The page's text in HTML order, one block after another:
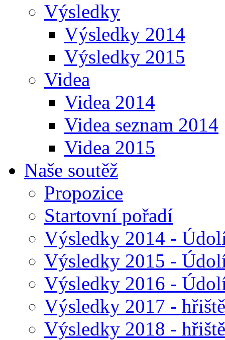
Výsledky
Výsledky 2014
Výsledky 2015
Videa
Videa 2014
Videa seznam 2014
Videa 2015
Naše soutěž
Propozice
Startovní pořadí
Výsledky 2014 -
Výsledky 2015 -
Výsledky 2016 -
Výsledky 2017 - hřiště
Výsledky 2018 - hřiště